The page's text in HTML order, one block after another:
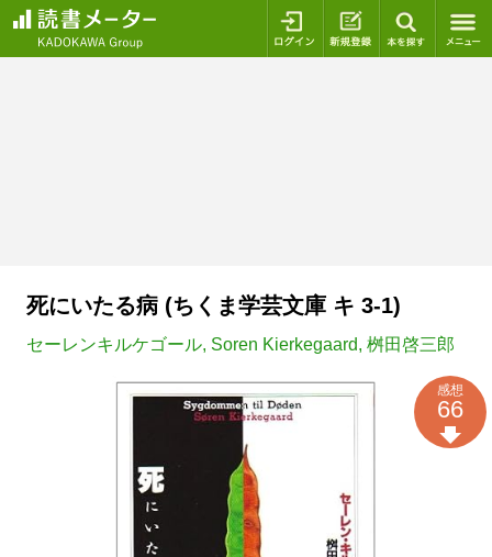
ログイン 新規登録
死にいたる病 (ちくま学芸文庫 キ 3-1)
セーレンキルケゴール, Soren Kierkegaard, 桝田啓三郎
感想
66